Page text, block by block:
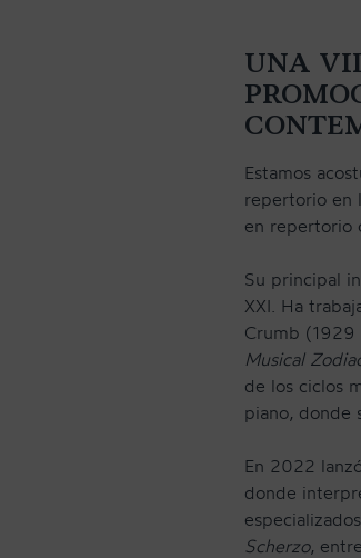
UNA
Estamos
repertorio en
en repertorio
Su principal
XXI. Ha
Crumb (1929
Musical
de los ciclos
piano, donde
En 2022
donde
Scherzo,